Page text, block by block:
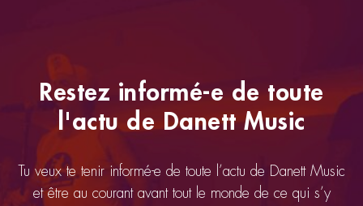
Restez informé-e de toute
l'actu de Danett Music
Tu veux te tenir informé-e de toute l’actu de Danett Music
et être au courant avant tout le monde de ce qui s’y